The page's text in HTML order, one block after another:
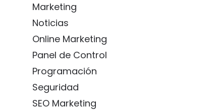
Marketing
Noticias
Online Marketing
Panel de Control
Programación
Seguridad
SEO Marketing